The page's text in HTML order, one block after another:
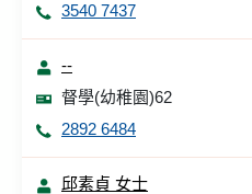
3540 7437
--
督學(幼稚園)62
2892 6484
邱素貞 女士